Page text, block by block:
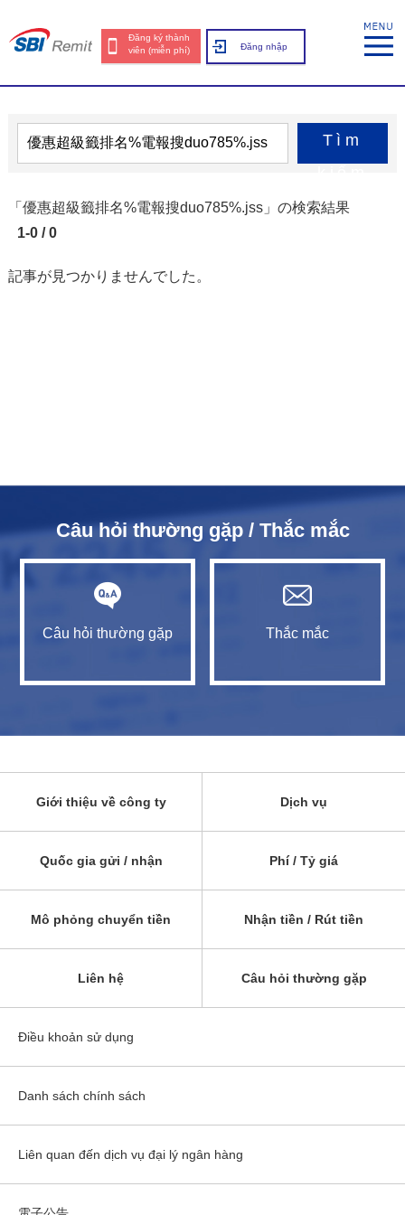
Đăng ký thành
viên (miễn phí)
Đăng nhập
Tìm
「優惠超級籤排名%電報搜duo785%.jss」の検索結果
1-0 / 0
記事が見つかりませんでした。
Câu hỏi thường gặp / Thắc mắc
Câu hỏi thường gặp Thắc mắc
Giới thiệu về công ty Dịch vụ
Quốc gia gửi / nhận Phí / Tỷ giá
Mô phỏng chuyển tiền Nhận tiền / Rút tiền
Liên hệ Câu hỏi thường gặp
Điều khoản sử dụng
Danh sách chính sách
Liên quan đến dịch vụ đại lý ngân hàng